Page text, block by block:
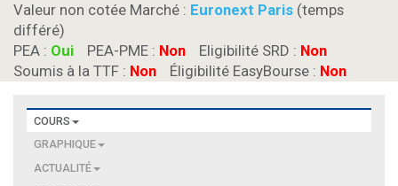
Valeur non cotée Marché : Euronext Paris (temps
différé)
PEA : Oui PEA-PME : Non Eligibilité SRD : Non
Soumis à la TTF : Non Éligibilité EasyBourse : Non
COURS
GRAPHIQUE
ACTUALITÉ